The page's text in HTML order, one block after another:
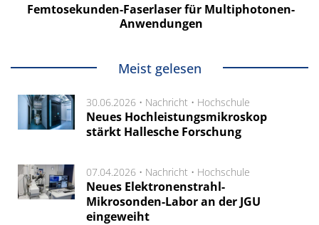
Femtosekunden-Faserlaser für Multiphotonen-
Anwendungen
Meist gelesen
30.06.2026 • Nachricht • Hochschule
Neues Hochleistungsmikroskop
stärkt Hallesche Forschung
07.04.2026 • Nachricht • Hochschule
Neues Elektronenstrahl-
Mikrosonden-Labor an der JGU
eingeweiht